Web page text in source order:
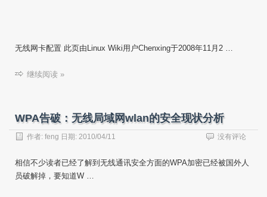
无线网卡配置 此页由Linux Wiki用户Chenxing于2008年11月2 …
继续阅读 »
WPA告破：无线局域网wlan的安全现状分析
作者: feng 日期: 2010/04/11 没有评论
相信不少读者已经了解到无线通讯安全方面的WPA加密已经被国外人
员破解掉，要知道W …